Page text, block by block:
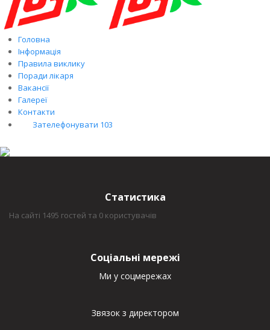
Головна
Інформація
Правила виклику
Поради лікаря
Вакансії
Галереї
Контакти
Зателефонувати 103
Статистика
На сайті 1495 гостей та 0 користувачів
Соціальні мережі
Ми у соцмережах
Звязок з директором